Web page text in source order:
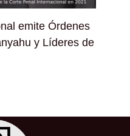
emite Órdenes
y Líderes de